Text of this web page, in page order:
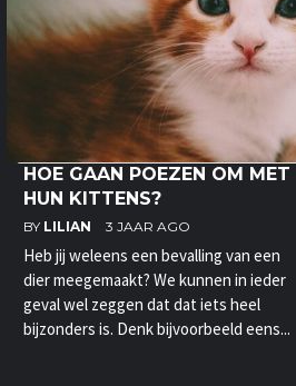
HOE GAAN POEZEN OM MET
HUN KITTENS?
BY LILIAN 3 JAAR AGO
Heb jij weleens een bevalling van een
dier meegemaakt? We kunnen in ieder
geval wel zeggen dat dat iets heel
bijzonders is. Denk bijvoorbeeld eens...